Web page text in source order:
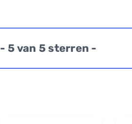
- 5 van 5 sterren -